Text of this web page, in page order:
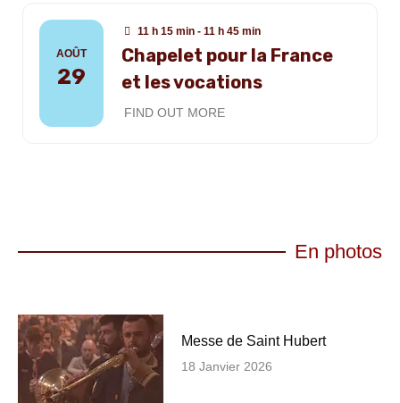
AOÛT
29
11 h 15 min - 11 h 45 min
Chapelet pour la France
et les vocations
FIND OUT MORE
En photos
Messe de Saint Hubert
18 Janvier 2026